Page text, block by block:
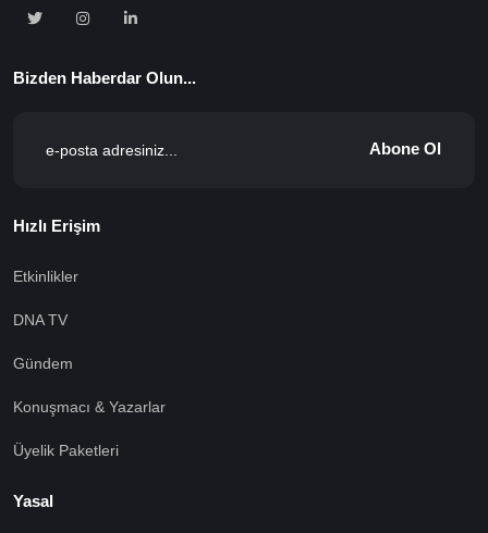
Bizden Haberdar Olun...
Abone Ol
Hızlı Erişim
Etkinlikler
DNA TV
Gündem
Konuşmacı & Yazarlar
Üyelik Paketleri
Yasal